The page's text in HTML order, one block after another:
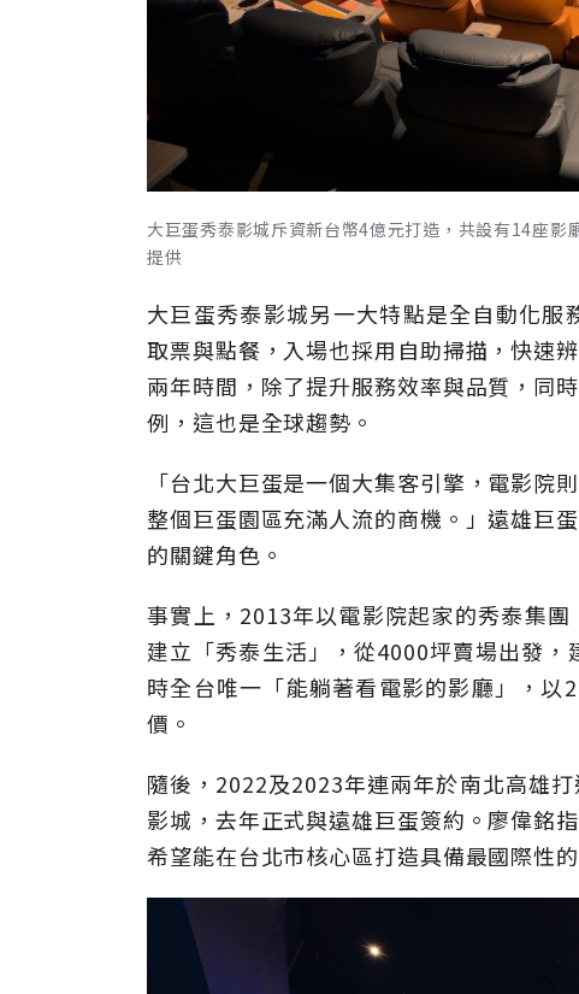
大巨蛋秀泰影城斥資新台幣4億元打造，共設有14座
提供
大巨蛋秀泰影城另一大特點是全自動化服
取票與點餐，入場也採用自助掃描，快速
兩年時間，除了提升服務效率與品質，同
例，這也是全球趨勢。
「台北大巨蛋是一個大集客引擎，電影院
整個巨蛋園區充滿人流的商機。」遠雄巨
的關鍵角色。
事實上，2013年以電影院起家的秀泰集
建立「秀泰生活」，從4000坪賣場出發
時全台唯一「能躺著看電影的影廳」，
價。
隨後，2022及2023年連兩年於南北高雄
影城，去年正式與遠雄巨蛋簽約。廖偉銘
希望能在台北市核心區打造具備最國際性